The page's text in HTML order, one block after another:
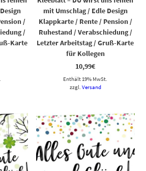
/
/
Karte
mit Umschlag / Edle Design
Klappkarte / Rente / Pension /
Ruhestand / Verabschiedung /
Letzter Arbeitstag / Gruß-Karte
für Kollegen
10,99€
Enthält 19% MwSt.
zzgl. Versand